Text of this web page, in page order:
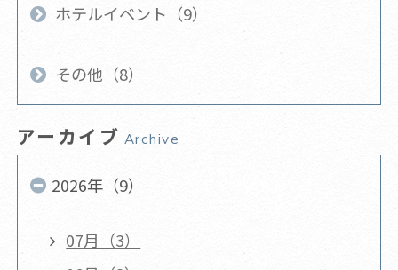
ホテルイベント（9）
その他（8）
アーカイブ Archive
2026年（9）
07月（3）